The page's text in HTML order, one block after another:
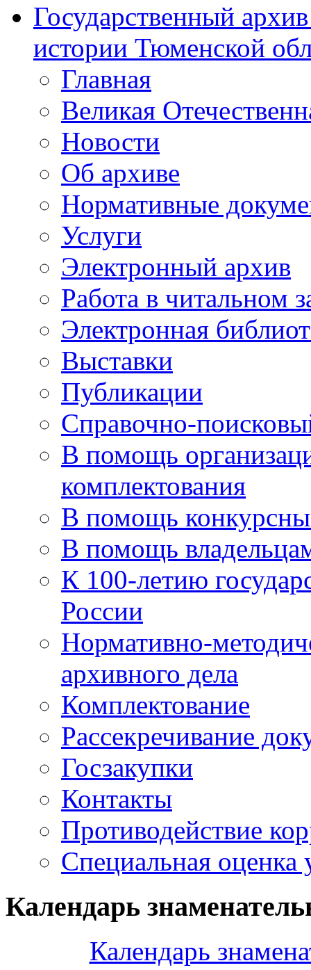
Государственный
истории Тюменской
Главная
Великая
Новости
Об архиве
Нормативные
Услуги
Электронный архив
Работа в читальном
Электронная
Выставки
Публикации
Справочно-
В помощь
комплектования
В помощь
В помощь
К 100-летию
России
Нормативно-
архивного дела
Комплектование
Рассекречивание
Госзакупки
Контакты
Противодействие
Специальная оценка
Календарь
Календарь